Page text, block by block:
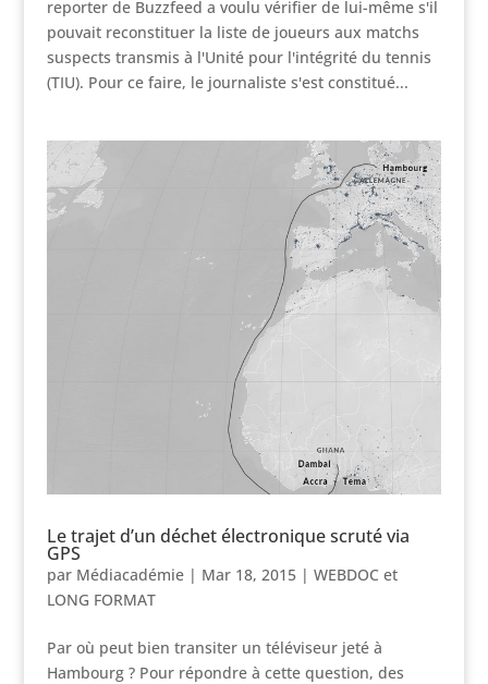
reporter de Buzzfeed a voulu vérifier de lui-même s'il
pouvait reconstituer la liste de joueurs aux matchs
suspects transmis à l'Unité pour l'intégrité du tennis
(TIU). Pour ce faire, le journaliste s'est constitué...
Le trajet d’un déchet électronique scruté via
GPS
par Médiacadémie| Mar 18, 2015| WEBDOC et
LONG FORMAT
Par où peut bien transiter un téléviseur jeté à
Hambourg ? Pour répondre à cette question, des